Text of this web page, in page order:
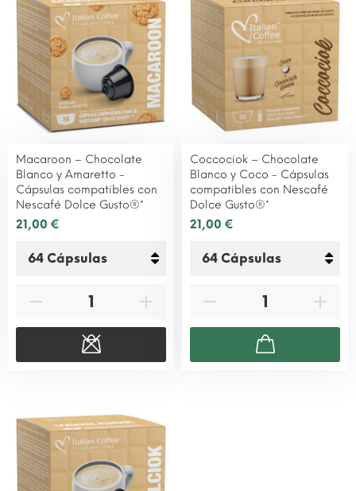
Macaroon – Chocolate
Blanco y Amaretto -
Cápsulas compatibles con
Nescafé Dolce Gusto®*
21,00 €
Coccociok – Chocolate
Blanco y Coco - Cápsulas
compatibles con Nescafé
Dolce Gusto®*
21,00 €